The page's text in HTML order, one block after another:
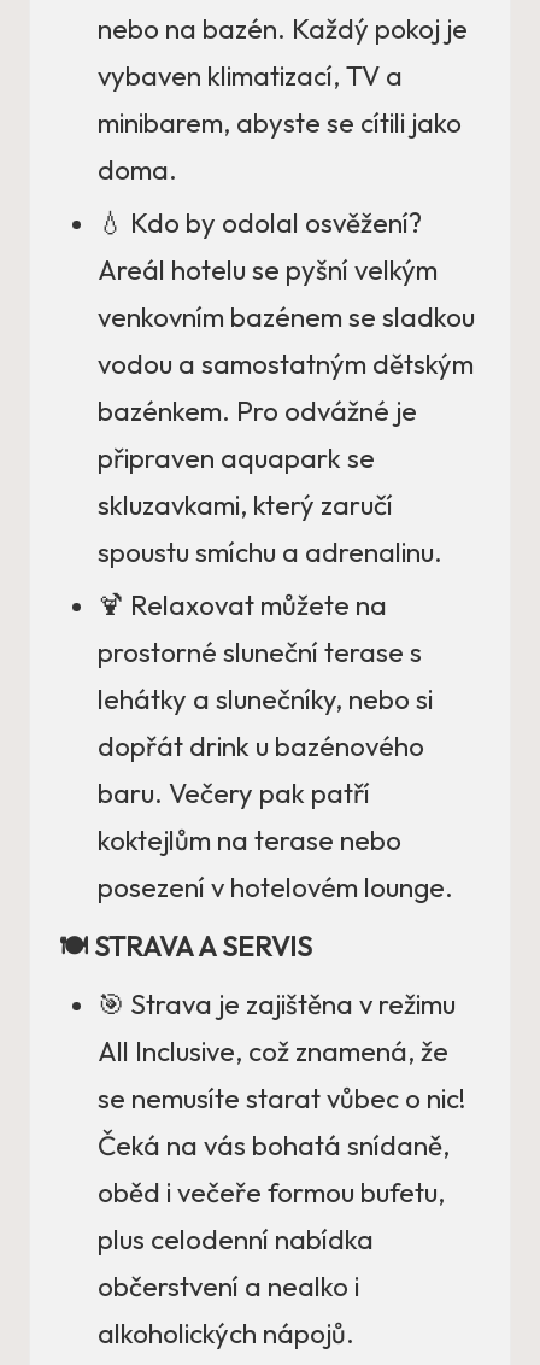
nebo na bazén. Každý pokoj je
vybaven klimatizací, TV a
minibarem, abyste se cítili jako
doma.
💧 Kdo by odolal osvěžení?
Areál hotelu se pyšní velkým
venkovním bazénem se sladkou
vodou a samostatným dětským
bazénkem. Pro odvážné je
připraven aquapark se
skluzavkami, který zaručí
spoustu smíchu a adrenalinu.
🍹 Relaxovat můžete na
prostorné sluneční terase s
lehátky a slunečníky, nebo si
dopřát drink u bazénového
baru. Večery pak patří
koktejlům na terase nebo
posezení v hotelovém lounge.
🍽️ STRAVA A SERVIS
🎯 Strava je zajištěna v režimu
All Inclusive, což znamená, že
se nemusíte starat vůbec o nic!
Čeká na vás bohatá snídaně,
oběd i večeře formou bufetu,
plus celodenní nabídka
občerstvení a nealko i
alkoholických nápojů.